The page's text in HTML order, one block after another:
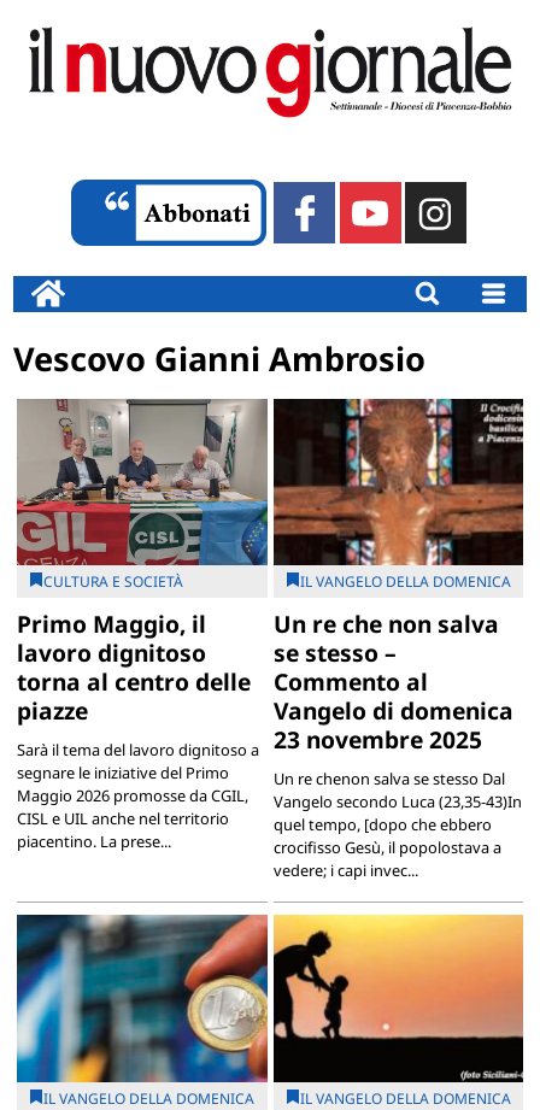
Vescovo Gianni Ambrosio
CULTURA E SOCIETÀ
Primo Maggio, il
lavoro dignitoso
torna al centro delle
piazze
Sarà il tema del lavoro dignitoso a
segnare le iniziative del Primo
Maggio 2026 promosse da CGIL,
CISL e UIL anche nel territorio
piacentino. La prese...
IL VANGELO DELLA DOMENICA
Un re che non salva
se stesso –
Commento al
Vangelo di domenica
23 novembre 2025
Un re chenon salva se stesso Dal
Vangelo secondo Luca (23,35-43)In
quel tempo, [dopo che ebbero
crocifisso Gesù, il popolostava a
vedere; i capi invec...
IL VANGELO DELLA DOMENICA IL VANGELO DELLA DOMENICA